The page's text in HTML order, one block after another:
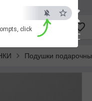
×
ESC
click
Подушки